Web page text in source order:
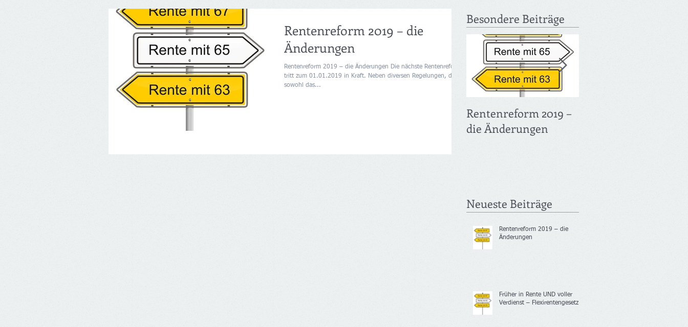
Rentenreform 2019 – die
Änderungen
Rentenreform 2019 – die Änderungen Die nächste Rentenreform
tritt zum 01.01.2019 in Kraft. Neben diversen Regelungen, die
sowohl das...
Besondere Beiträge
Rentenreform 2019 –
die Änderungen
Neueste Beiträge
Rentenreform 2019 – die
Änderungen
Früher in Rente UND voller
Verdienst – Flexirentengesetz